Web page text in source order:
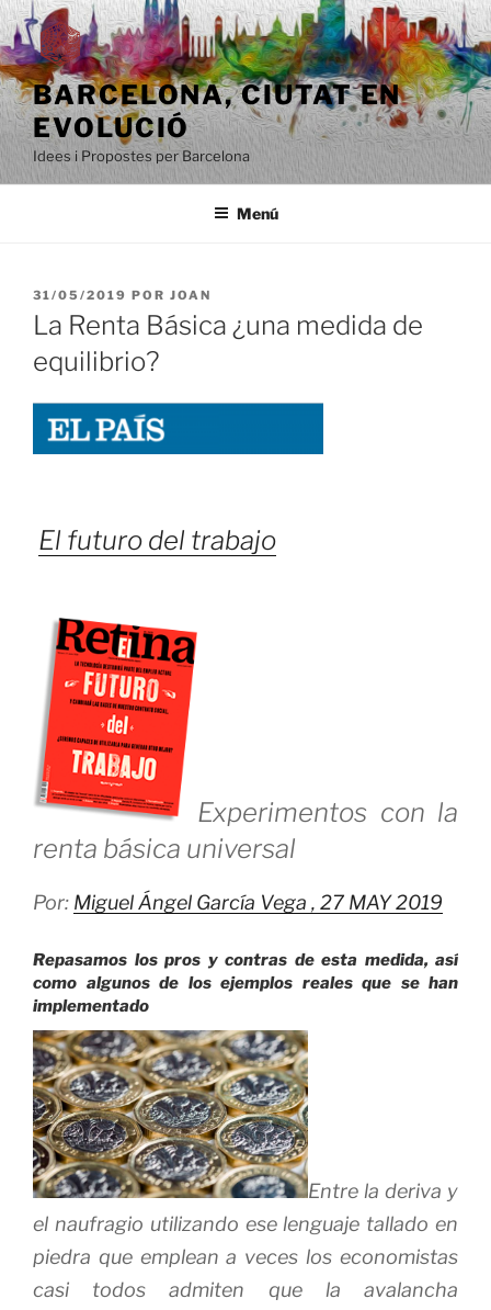
Saltar
al
contenido
BARCELONA, ​​CIUTAT EN
EVOLUCIÓ
Idees i Propostes per Barcelona
Menú
PUBLICADO
EL
31/05/2019 POR JOAN
La Renta Básica ¿una medida de
equilibrio?
El futuro del trabajo
Experimentos con la
renta básica universal
Por: Miguel Ángel García Vega , 27 MAY 2019
Repasamos los pros y contras de esta medida, así
como algunos de los ejemplos reales que se han
implementado
Entre la deriva y
el naufragio utilizando ese lenguaje tallado en
piedra que emplean a veces los economistas
casi todos admiten que la avalancha